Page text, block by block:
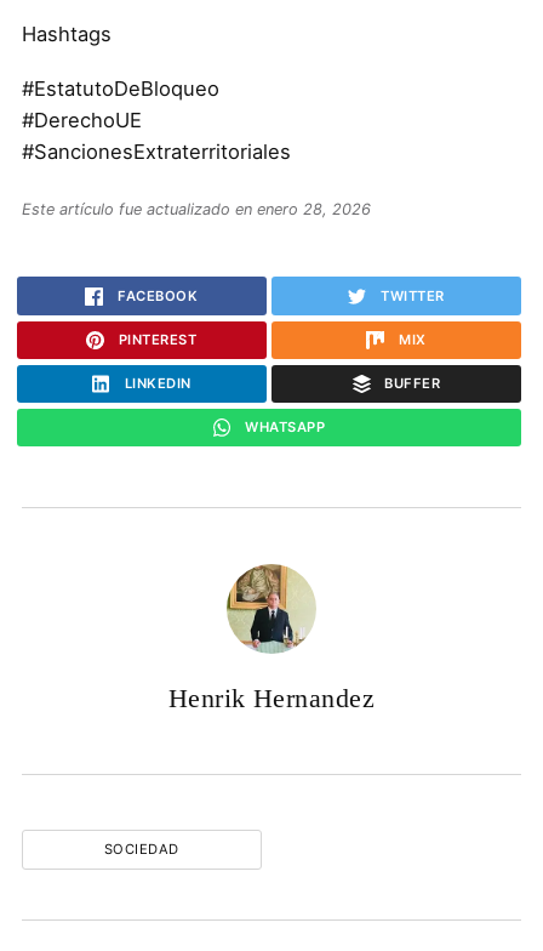
Hashtags
#EstatutoDeBloqueo
#DerechoUE
#SancionesExtraterritoriales
Este artículo fue actualizado en enero 28, 2026
FACEBOOK TWITTER
PINTEREST MIX
LINKEDIN BUFFER
WHATSAPP
Henrik Hernandez
SOCIEDAD